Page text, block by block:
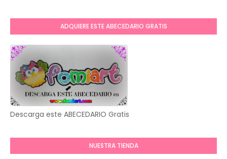
ADQUIERE ESTE ABECEDARIO GRATIS
Descarga este ABECEDARIO Gratis
NUESTRA TIENDA